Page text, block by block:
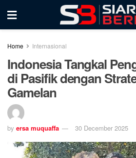
Home Internasional
Indonesia Tangkal
di Pasifik dengan
Gamelan
by ersa muquaffa 30 December 2025